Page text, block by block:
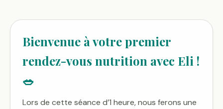
Bienvenue à votre premier
rendez-vous nutrition avec Eli !
🥗
Lors de cette séance d’1 heure, nous ferons une